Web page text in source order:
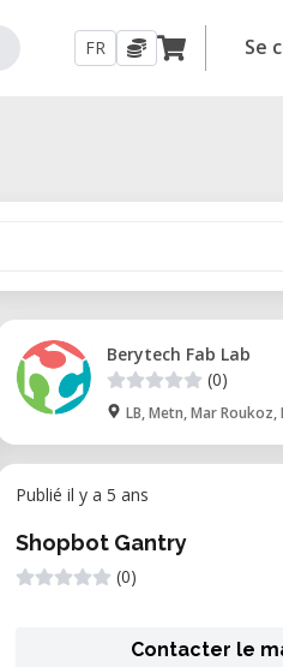
FR Se
Berytech Fab Lab
(0)
LB, Metn, Mar Roukoz,
Publié il y a 5 ans
Shopbot Gantry
(0)
Contacter le